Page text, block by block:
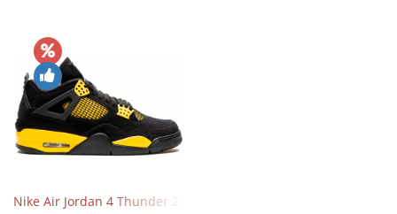
Nike Air Jordan 4 Thunder 2023